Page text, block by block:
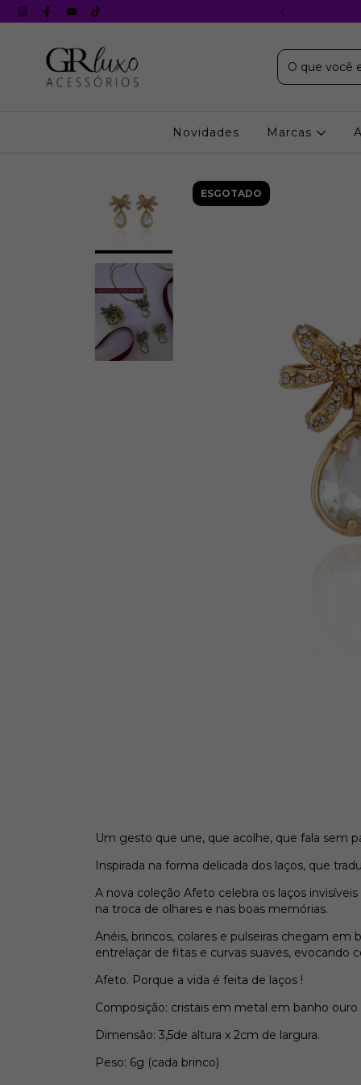
s/ juros em todos os cartões
Novidades Marcas
ESGOTADO
Um gesto que une, que acolhe, que fala sem
Inspirada na forma delicada dos laços, que
A nova coleção Afeto celebra os laços
na troca de olhares e nas boas memórias.
Anéis, brincos, colares e pulseiras chegam
entrelaçar de fitas e curvas suaves, evocando
Afeto. Porque a vida é feita de laços !
Composição: cristais em metal em banho
Dimensão: 3,5de altura x 2cm de largura.
Peso: 6g (cada brinco)